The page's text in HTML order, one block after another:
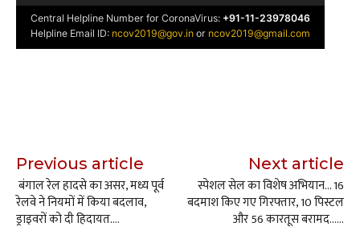
Previous article
बंगाल रेल हादसे का असर, मध्य पूर्व
रेलवे ने नियमों में किया बदलाव,
ड्राइवरों को दी हिदायत….
Next article
स्पेशल सेल का विशेष अभियान… 16
बदमाश किए गए गिरफ्तार, 10 पिस्टल
और 56 कारतूस बरामद……